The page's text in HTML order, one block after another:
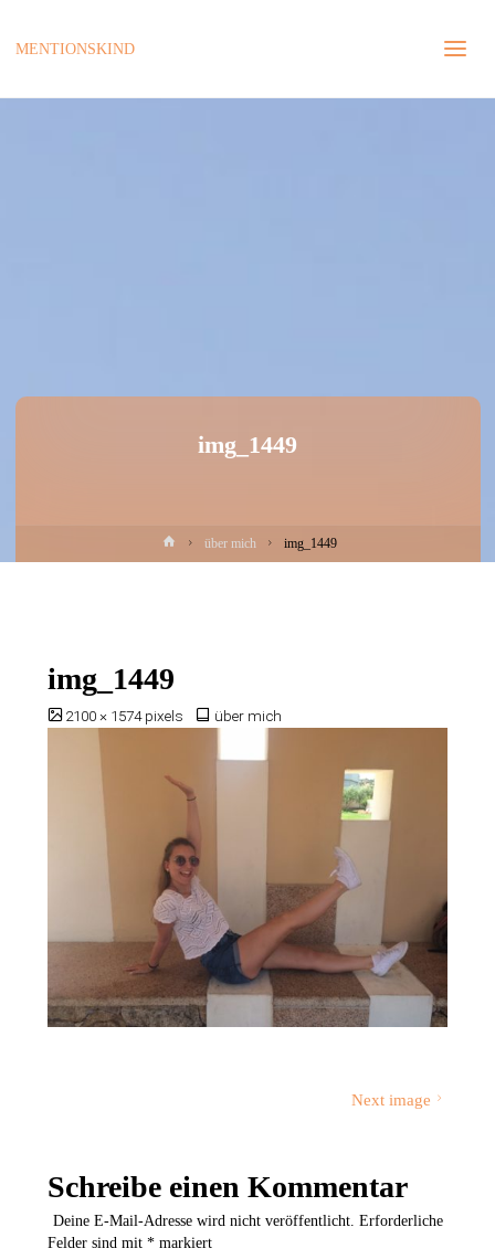
MENTIONSKIND
img_1449
Homeüber mich img_1449
img_1449
Full2100 × 1574pixels über mich
Next image
Schreibe einen Kommentar
Deine E-Mail-Adresse wird nicht veröffentlicht. Erforderliche
Felder sind mit *markiert